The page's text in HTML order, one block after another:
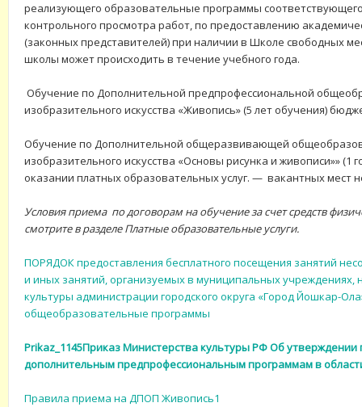
реализующего образовательные программы
контрольного просмотра работ, по предоставлению
(законных представителей) при наличии в Школе свободных
школы может происходить в течение учебного года.
Обучение по Дополнительной предпрофессиональной
изобразительного искусства «Живопись» (5 лет обучения)
Обучение по Дополнительной общеразвивающей
изобразительного искусства «Основы рисунка и живописи»» (1
оказании платных образовательных услуг. — вакантных мест
Условия приема по договорам на обучение за счет средств
смотрите в разделе Платные образовательные услуги.
ПОРЯДОК предоставления бесплатного посещения занятий
и иных занятий, организуемых в муниципальных учреждениях,
культуры администрации городского округа «Город Йошкар-
общеобразовательные программы
Prikaz_1145Приказ Министерства культуры РФ Об
дополнительным предпрофессиональным программам в
Правила приема на ДПОП Живопись1